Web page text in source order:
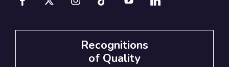
Recognitions
of Quality